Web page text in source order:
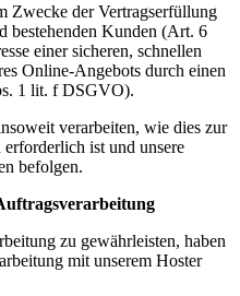
Zwecke der Vertragserfüllung
bestehenden Kunden (Art. 6
einer sicheren, schnellen
Online-Angebots durch einen
1 lit. f DSGVO).
verarbeiten, wie dies zur
ist und unsere
befolgen.
zu gewährleisten, haben
mit unserem Hoster